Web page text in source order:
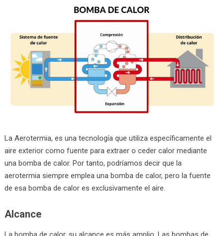
La Aerotermia, es una tecnología que utiliza específicamente el
aire exterior como fuente para extraer o ceder calor mediante
una bomba de calor. Por tanto, podríamos decir que la
aerotermia siempre emplea una bomba de calor, pero la fuente
de esa bomba de calor es exclusivamente el aire.
Alcance